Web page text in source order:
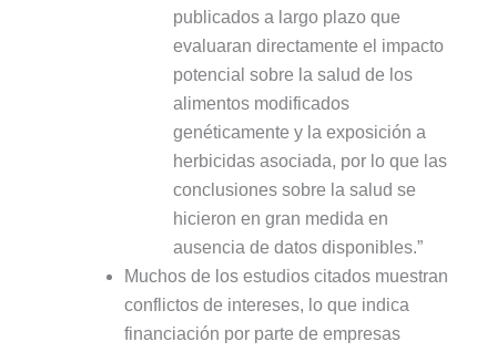
publicados a largo plazo que
evaluaran directamente el impacto
potencial sobre la salud de los
alimentos modificados
genéticamente y la exposición a
herbicidas asociada, por lo que las
conclusiones sobre la salud se
hicieron en gran medida en
ausencia de datos disponibles.”
Muchos de los estudios citados muestran
conflictos de intereses, lo que indica
financiación por parte de empresas